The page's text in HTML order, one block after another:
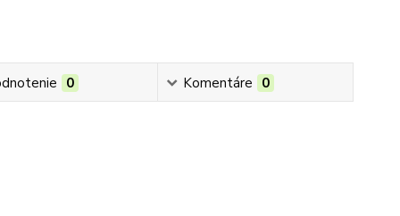
0 Komentáre 0